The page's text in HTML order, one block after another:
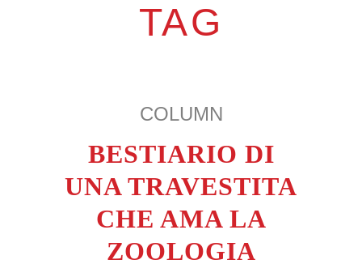
TAG
COLUMN
BESTIARIO DI
UNA TRAVESTITA
CHE AMA LA
ZOOLOGIA